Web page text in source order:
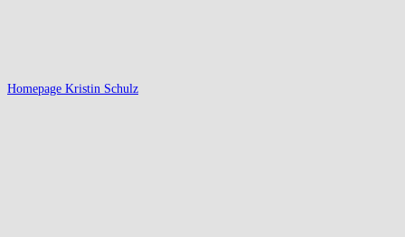
Homepage Kristin Schulz